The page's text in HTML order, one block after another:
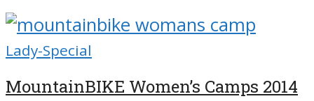
Lady-Special
MountainBIKE Women’s Camps 2014